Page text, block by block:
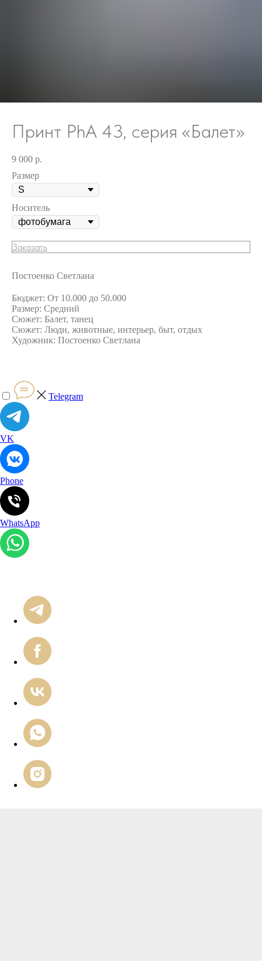
Принт PhA 43, серия «Балет»
9 000 р.
Размер
Носитель
Заказать
Постоенко Светлана
Бюджет: От 10.000 до 50.000
Размер: Средний
Сюжет: Балет, танец
Сюжет: Люди, животные, интерьер, быт, отдых
Художник: Постоенко Светлана
Telegram
VK
Phone
WhatsApp